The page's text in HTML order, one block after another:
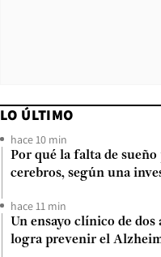
LO ÚLTIMO
hace 10 min
Por qué la falta de
cerebros, según una
hace 11 min
Un ensayo clínico de
logra prevenir el